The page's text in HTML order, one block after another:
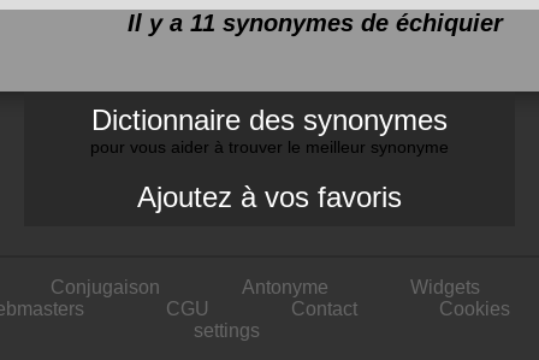
Il y a 11 synonymes de échiquier
Dictionnaire des synonymes
pour vous aider à trouver le meilleur synonyme
Ajoutez à vos favoris
Conjugaison Antonyme
Widgets
CGU Contact
Cookies
settings